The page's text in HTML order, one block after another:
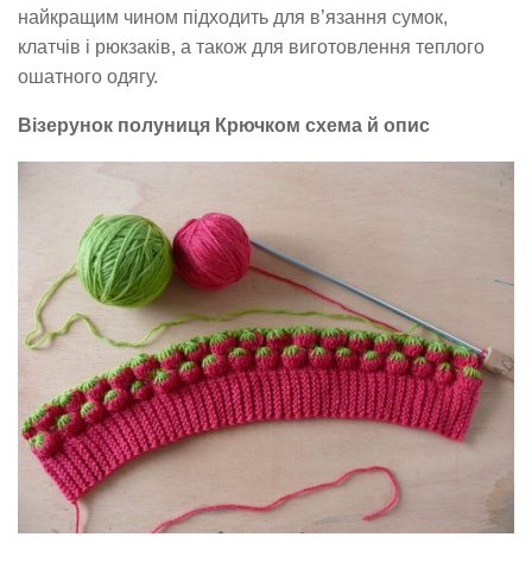
найкращим чином підходить для в’язання сумок,
клатчів і рюкзаків, а також для виготовлення теплого
ошатного одягу.
Візерунок полуниця Крючком схема й опис